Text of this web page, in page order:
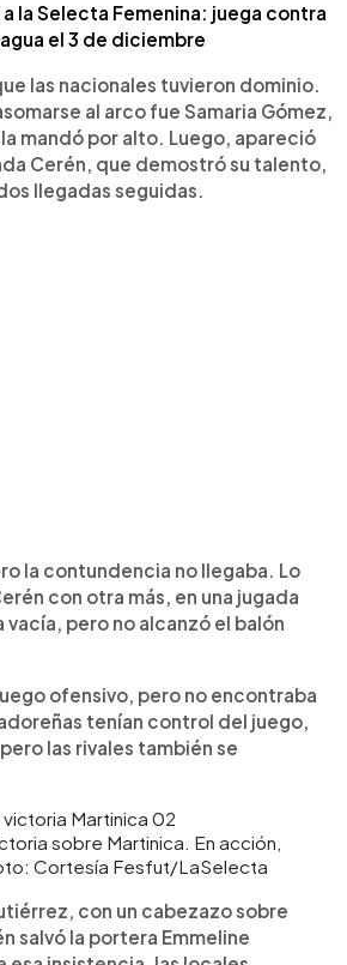
a la Selecta Femenina: juega contra
el 3 de diciembre
las nacionales tuvieron dominio.
al arco fue Samaria Gómez,
mandó por alto. Luego, apareció
Cerén, que demostró su talento,
llegadas seguidas.
la contundencia no llegaba. Lo
con otra más, en una jugada
pero no alcanzó el balón
ofensivo, pero no encontraba
tenían control del juego,
las rivales también se
sobre Martinica. En acción,
Cortesía Fesfut/LaSelecta
con un cabezazo sobre
salvó la portera Emmeline